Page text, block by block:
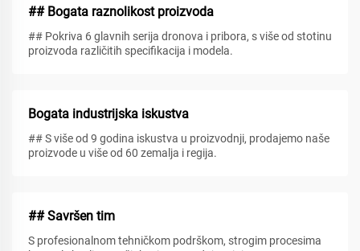
## Bogata raznolikost proizvoda
## Pokriva 6 glavnih serija dronova i pribora, s više od stotinu
proizvoda različitih specifikacija i modela.
Bogata industrijska iskustva
## S više od 9 godina iskustva u proizvodnji, prodajemo naše
proizvode u više od 60 zemalja i regija.
## Savršen tim
S profesionalnom tehničkom podrškom, strogim procesima